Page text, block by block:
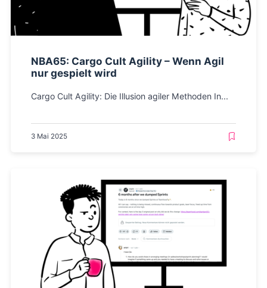
NBA65: Cargo Cult Agility – Wenn Agil
nur gespielt wird
Cargo Cult Agility: Die Illusion agiler Methoden In...
3 Mai 2025